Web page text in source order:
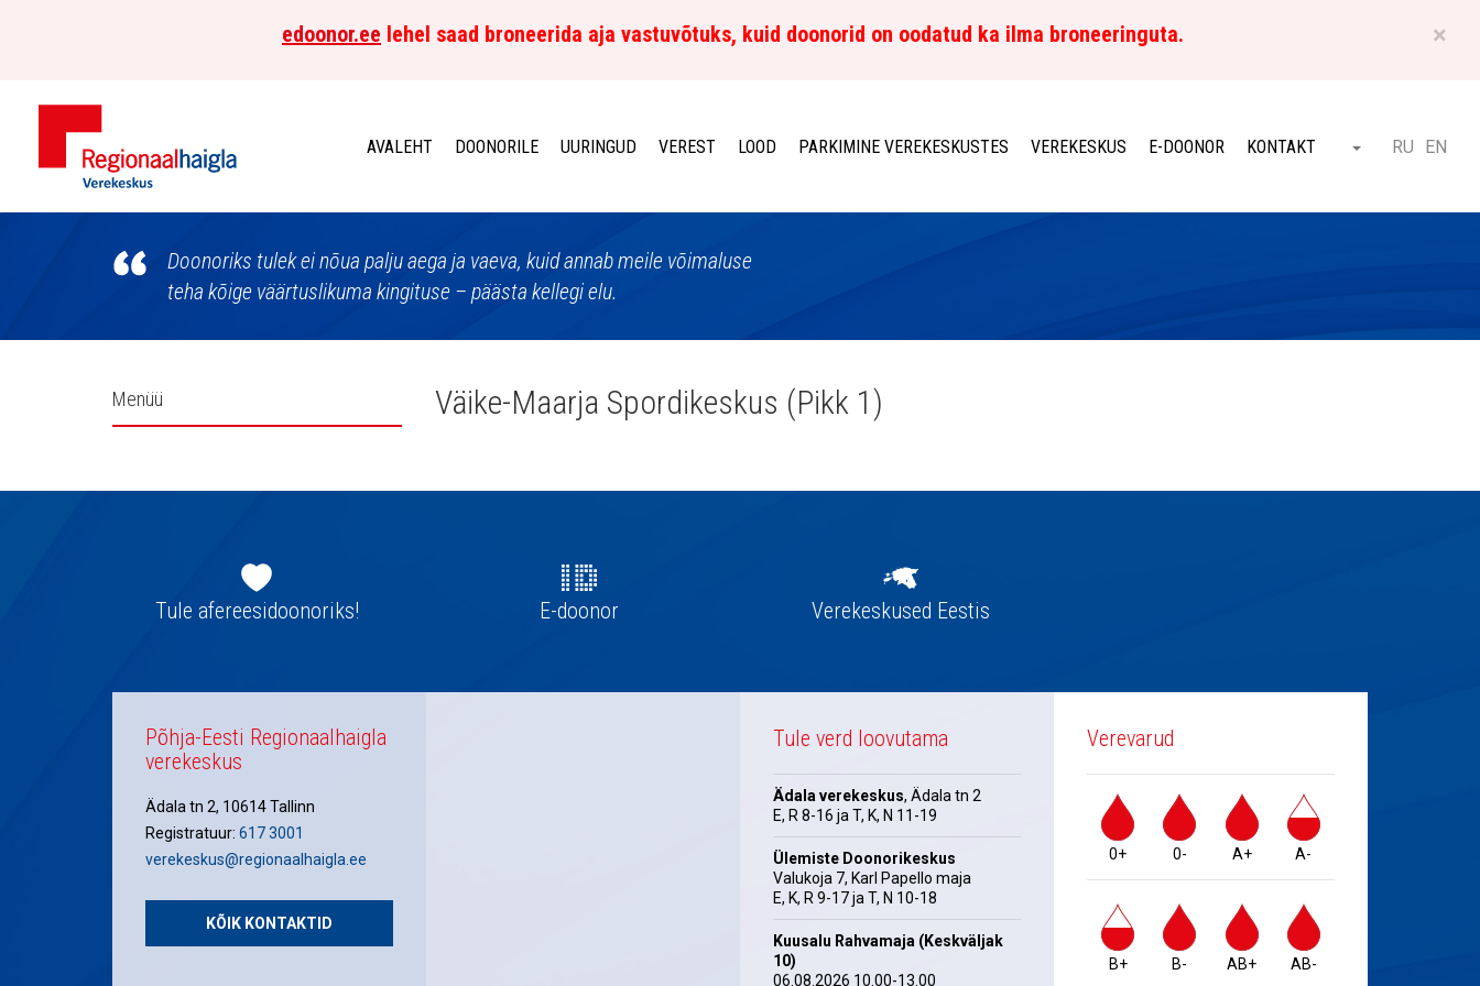
×
edoonor.ee lehel saad broneerida aja vastuvõtuks, kuid doonorid on oodatud ka ilma broneeringuta.
Põhja-
AVALEHT DOONORILE UURINGUD VEREST LOOD PARKIMINE VEREKESKUSTES VEREKESKUS E-DOONOR KONTAKT Otsi ET
RU EN
Doonoriks tulek ei nõua palju aega ja vaeva, kuid annab meile võimaluse
teha kõige väärtuslikuma kingituse – päästa kellegi elu.
Külgpaani
Menüü Väike-Maarja Spordikeskus (Pikk 1)
navigatsioonTule afereesidoonoriks! E-doonor Verekeskused Eestis
Põhja-Eesti Regionaalhaigla
verekeskus
Ädala tn 2, 10614 Tallinn
Registratuur: 617 3001
verekeskus@regionaalhaigla.ee
KÕIK KONTAKTID
Tule verd loovutama
Ädala verekeskus, Ädala tn 2
E, R 8-16 ja T, K, N 11-19
Ülemiste Doonorikeskus
Valukoja 7, Karl Papello maja
E, K, R 9-17 ja T, N 10-18
Kuusalu Rahvamaja (Keskväljak
10)
06.08.2026 10.00-13.00
Verevarud
0+ 0- A+ A-
B+ B- AB+ AB-